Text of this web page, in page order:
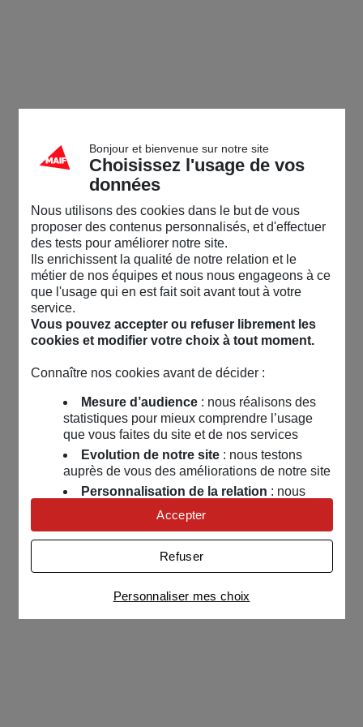
Bonjour et bienvenue sur notre site
Choisissez l'usage de vos
données
Nous utilisons des cookies dans le but de vous
proposer des contenus personnalisés, et d'effectuer
des tests pour améliorer notre site.
Ils enrichissent la qualité de notre relation et le
métier de nos équipes et nous nous engageons à ce
que l'usage qui en est fait soit avant tout à votre
service.
Vous pouvez accepter ou refuser librement les
cookies et modifier votre choix à tout moment.
Connaître nos cookies avant de décider :
Mesure d’audience: nous réalisons des
statistiques pour mieux comprendre l’usage
que vous faites du site et de nos services
Evolution de notre site: nous testons
auprès de vous des améliorations de notre site
Personnalisation de la relation : nous
nous servons de cookies pour adapter nos
contenus et personnaliser nos offres
Univers publicitaire: nous utilisons avec
nos partenaires des cookies pour afficher des
publicités personnalisées
Connaître notre politique cookies et la liste de nos
partenaires
Personnaliser mes choix
Refuser
Accepter